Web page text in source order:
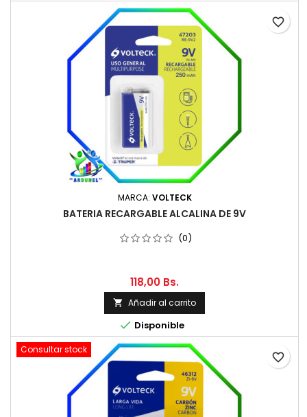
MARCA: VOLTECK
BATERIA RECARGABLE ALCALINA DE 9V
(0)
118,00 Bs.
 Añadir al carrito
 Disponible
favorite_border
Consultar stock
favorite_border